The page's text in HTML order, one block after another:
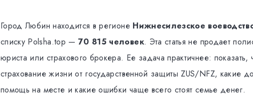
Город Любин находится в регионе Нижнесилезское
списку Polsha.top — 70 815 человек. Эта статья не продает
юриста или страхового брокера. Ее задача практичнее: показать,
страхование жизни от государственной защиты ZUS/NFZ, какие
помощь на месте и какие ошибки чаще всего стоят семье денег.